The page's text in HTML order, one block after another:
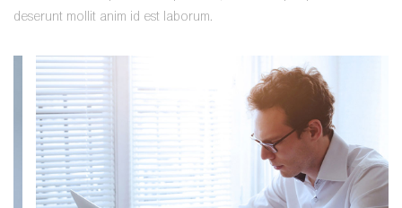
deserunt mollit anim id est laborum.